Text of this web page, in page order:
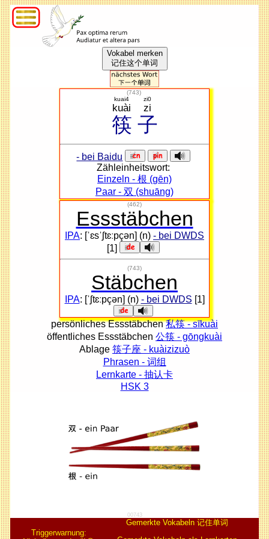
Vokabel merken
记住这个单词
(743)
筷
kuài
kuai4
子
zi
zi0
- bei Baidu
Zähleinheitswort:
Einzeln - 根 (gēn)
Paar - 双 (shuāng)
(462)
Essstäbchen
IPA: [ˈɛsˈʃtɛːpçən] (n) - bei DWDS
[1]
(743)
Stäbchen
IPA: [ˈʃtɛːpçən] (n) - bei DWDS [1]
persönliches Essstäbchen私筷 - sīkuài
öffentliches Essstäbchen 公筷 - gōngkuài
Ablage 筷子座 - kuàizizuò
Phrasen - 词组
Lernkarte - 抽认卡
HSK 3
00743
Triggerwarnung:
Gemerkte Vokabeln 记住单词